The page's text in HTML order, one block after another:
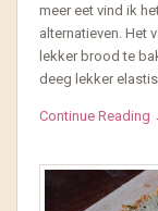
meer eet vind ik
alternatieven. Het
lekker brood te
deeg lekker
Continue Reading